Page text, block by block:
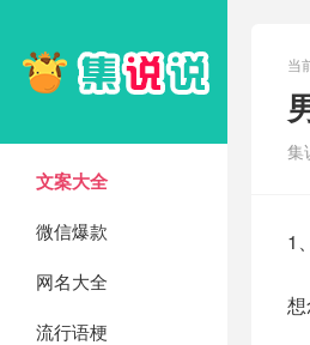
文案大全
微信爆款
网名大全
流行语梗
当
集
1